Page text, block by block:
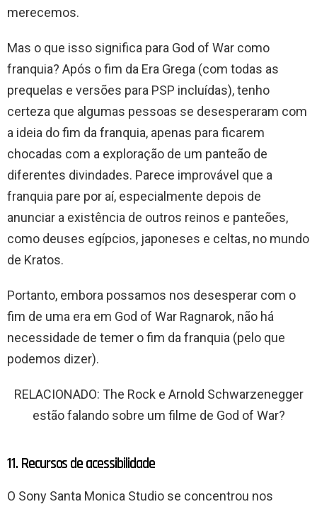
merecemos.
Mas o que isso significa para God of War como
franquia? Após o fim da Era Grega (com todas as
prequelas e versões para PSP incluídas), tenho
certeza que algumas pessoas se desesperaram com
a ideia do fim da franquia, apenas para ficarem
chocadas com a exploração de um panteão de
diferentes divindades. Parece improvável que a
franquia pare por aí, especialmente depois de
anunciar a existência de outros reinos e panteões,
como deuses egípcios, japoneses e celtas, no mundo
de Kratos.
Portanto, embora possamos nos desesperar com o
fim de uma era em God of War Ragnarok, não há
necessidade de temer o fim da franquia (pelo que
podemos dizer).
RELACIONADO: The Rock e Arnold Schwarzenegger
estão falando sobre um filme de God of War?
11. Recursos de acessibilidade
O Sony Santa Monica Studio se concentrou nos